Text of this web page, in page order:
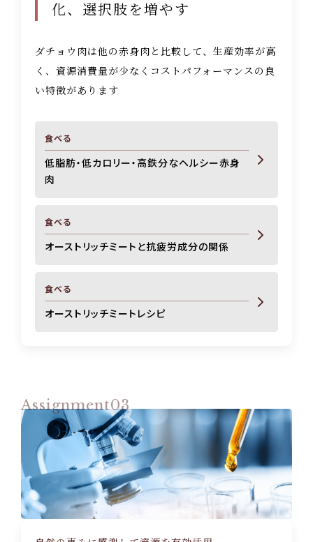
化、選択肢を増やす
ダチョウ肉は他の赤身肉と比較して、生産効率が高
く、資源消費量が少なく コストパフォーマンスの良
い特徴があります
食べる
低脂肪・低カロリー・高鉄分なヘルシー赤身
肉
食べる
オーストリッチミートと抗疲労成分の関係
食べる
オーストリッチミートレシピ
Assignment03